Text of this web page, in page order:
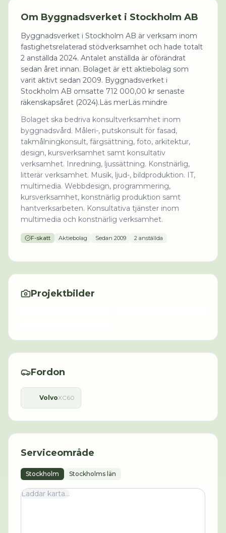
Om Byggnadsverket i Stockholm AB
Byggnadsverket i Stockholm AB är verksam inom
fastighetsrelaterad stödverksamhet och hade totalt
2 anställda 2024. Antalet anställda är oförändrat
sedan året innan. Bolaget är ett aktiebolag som
varit aktivt sedan 2009. Byggnadsverket i
Stockholm AB omsatte 712 000,00 kr senaste
räkenskapsåret (2024).Läs merLäs mindre
Bolaget ska bedriva konsultverksamhet inom
byggnadsvård. Måleri-, putskonsult för fasad,
takmålningkonsult, färgsättning, foto, arkitektur,
design, kursverksamhet samt konsultativ
verksamhet. Inredning, ljussättning. Konstnärlig,
litterär verksamhet. Musik, ljud-, bildproduktion. IT,
multimedia. Webbdesign, programmering,
kursverksamhet, konstnärlig produktion samt
hantverksarbeten. Konsultativa tjänster inom
multimedia och konstnärlig verksamhet.
F-skatt Aktiebolag Sedan 2009 2 anställda
Projektbilder
Fordon
VolvoXC60
Serviceområde
Stockholm Stockholms län
Laddar karta...